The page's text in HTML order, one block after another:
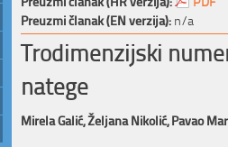
Preuzmi članak (EN verzija):n/a
Trodimenzijski
natege
Mirela Galić,Željana Nikolić,Pavao